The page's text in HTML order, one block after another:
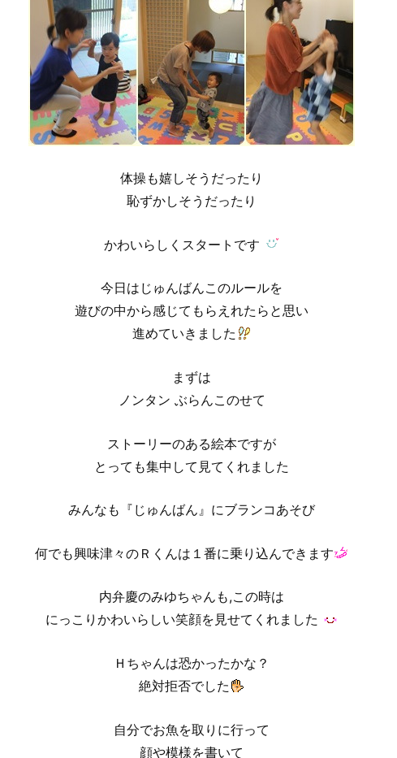
体操も嬉しそうだったり
恥ずかしそうだったり
かわいらしくスタートです
今日はじゅんばんこのルールを
遊びの中から感じてもらえれたらと思い
進めていきました
まずは
ノンタン ぶらんこのせて
ストーリーのある絵本ですが
とっても集中して見てくれました
みんなも『じゅんばん』にブランコあそび
何でも興味津々のＲくんは１番に乗り込んできます
内弁慶のみゆちゃんも,この時は
にっこりかわいらしい笑顔を見せてくれました
Ｈちゃんは恐かったかな？
絶対拒否でした
自分でお魚を取りに行って
顔や模様を書いて